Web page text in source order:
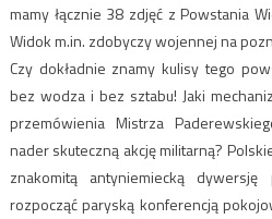
mamy łącznie 38 zdjęć z Powstania
Widok m.in. zdobyczy wojennej na
Czy dokładnie znamy kulisy tego
bez wodza i bez sztabu! Jaki
przemówienia Mistrza
nader skuteczną akcję militarną?
znakomitą antyniemiecką
rozpocząć paryską konferencją